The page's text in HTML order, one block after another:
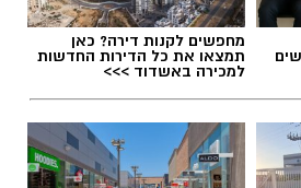
מחפשים לקנות דירה? כאן
תמצאו את כל הדירות החדשות
למכירה באשדוד >>>